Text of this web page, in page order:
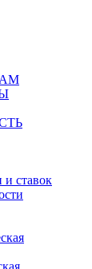
ставок